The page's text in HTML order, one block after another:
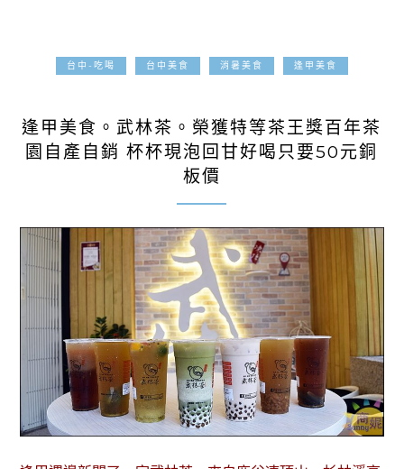
台中-吃喝 台中美食 消暑美食 逢甲美食
逢甲美食。武林茶。榮獲特等茶王獎百年茶
園自產自銷 杯杯現泡回甘好喝只要50元銅
板價